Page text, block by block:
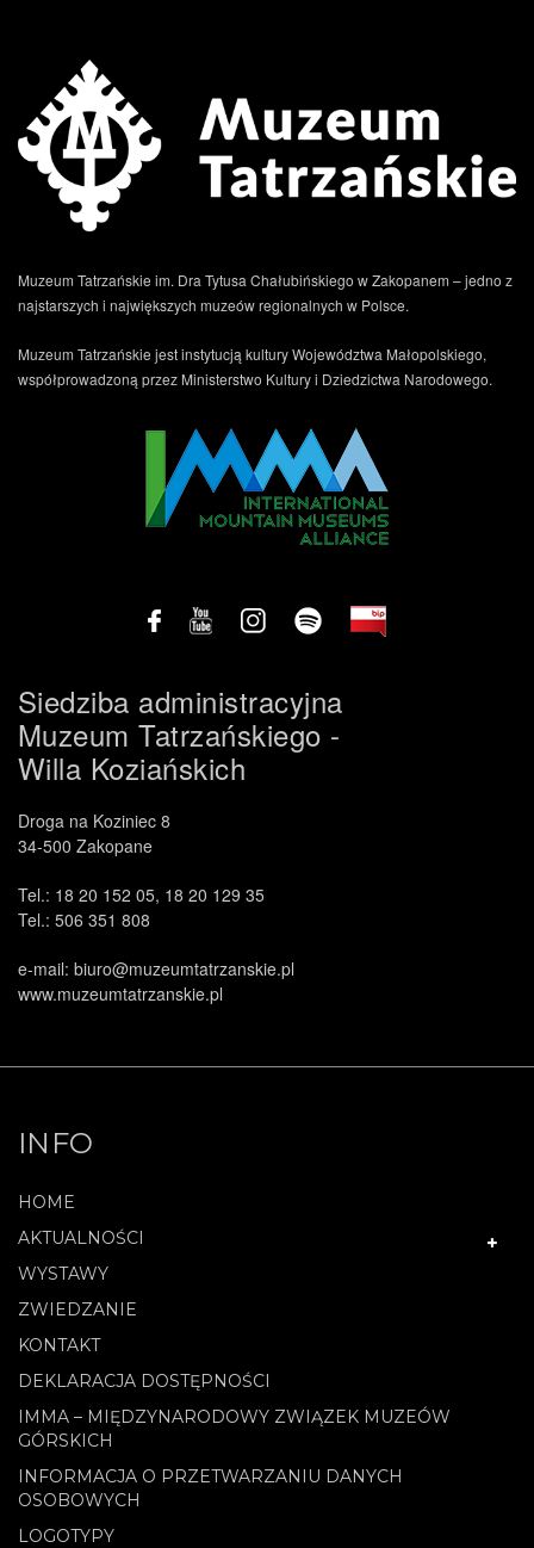
Muzeum Tatrzańskie im. Dra Tytusa Chałubińskiego w Zakopanem – jedno z
najstarszych i największych muzeów regionalnych w Polsce.
Muzeum Tatrzańskie jest instytucją kultury Województwa Małopolskiego,
współprowadzoną przez Ministerstwo Kultury i Dziedzictwa Narodowego.
Siedziba administracyjna
Muzeum Tatrzańskiego -
Willa Koziańskich
Droga na Koziniec 8
34-500 Zakopane
Tel.: 18 20 152 05, 18 20 129 35
Tel.: 506 351 808
e-mail: biuro@muzeumtatrzanskie.pl
www.muzeumtatrzanskie.pl
INFO
HOME
AKTUALNOŚCI
WYSTAWY
ZWIEDZANIE
KONTAKT
DEKLARACJA DOSTĘPNOŚCI
IMMA – MIĘDZYNARODOWY ZWIĄZEK MUZEÓW
GÓRSKICH
INFORMACJA O PRZETWARZANIU DANYCH
OSOBOWYCH
LOGOTYPY